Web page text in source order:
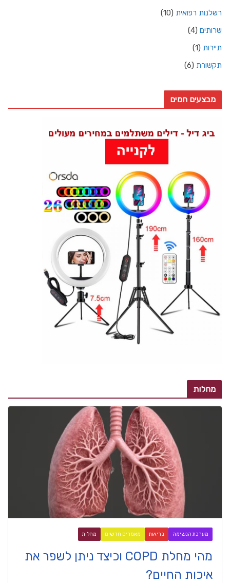
רשלנות רפואית (10)
שרותים (4)
תיירות (1)
תקשורת (6)
מבצעים חמים
מחלות
מערכת הנשימה בריאות מאמרים חדשים מחלות
מהי מחלת COPD וכיצד ניתן לשפר את
איכות החיים?